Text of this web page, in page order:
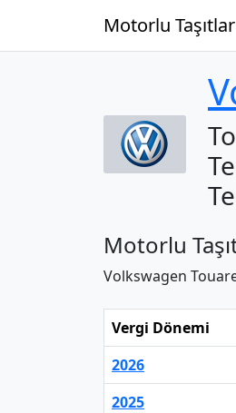
Motorlu
Motorlu
Volkswagen
Vergi Dönemi
2026
2025